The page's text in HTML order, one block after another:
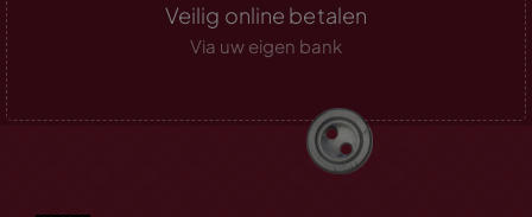
Veilig online betalen
Via uw eigen bank